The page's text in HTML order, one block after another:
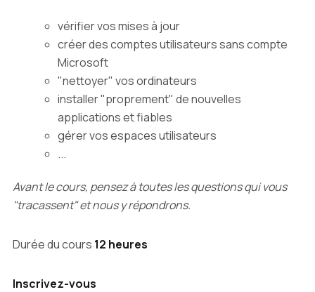
vérifier vos mises à jour
créer des comptes utilisateurs sans compte
Microsoft
"nettoyer" vos ordinateurs
installer "proprement" de nouvelles
applications et fiables
gérer vos espaces utilisateurs
...
Avant le cours, pensez à toutes les questions qui vous
"tracassent" et nous y répondrons.
Durée du cours 12 heures
Inscrivez-vous